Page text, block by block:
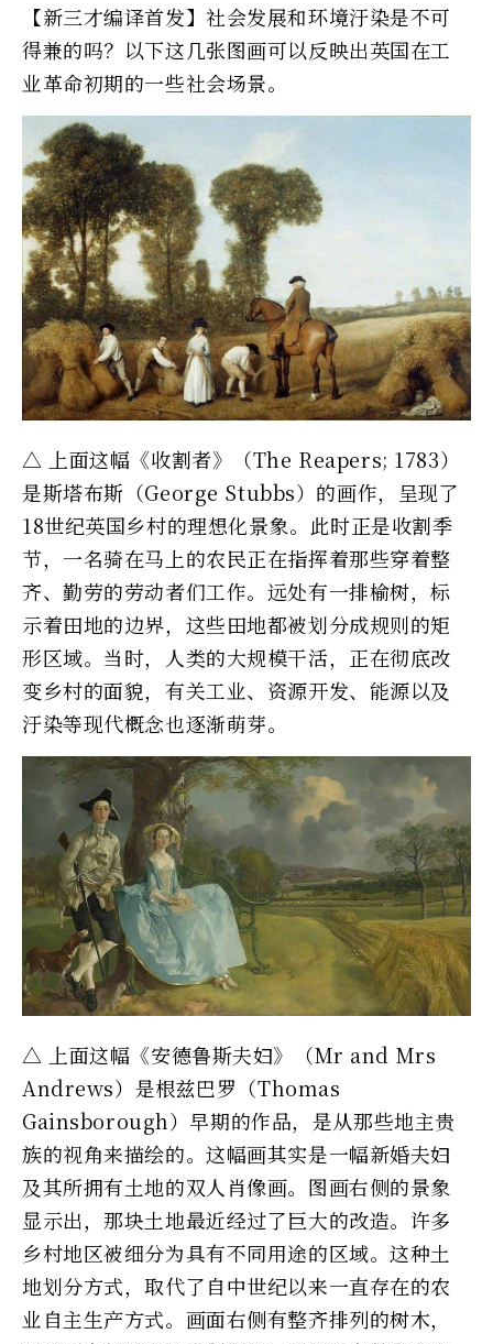
【新三才编译首发】社会发展和环境汙染是不可
得兼的吗？以下这几张图画可以反映出英国在工
业革命初期的一些社会场景。
△ 上面这幅《收割者》（The Reapers; 1783）
是斯塔布斯（George Stubbs）的画作，呈现了
18世纪英国乡村的理想化景象。此时正是收割季
节，一名骑在马上的农民正在指挥着那些穿着整
齐、勤劳的劳动者们工作。远处有一排榆树，标
示着田地的边界，这些田地都被划分成规则的矩
形区域。当时，人类的大规模干活，正在彻底改
变乡村的面貌，有关工业、资源开发、能源以及
汙染等现代概念也逐渐萌芽。
△ 上面这幅《安德鲁斯夫妇》（Mr and Mrs
Andrews）是根兹巴罗（Thomas
Gainsborough）早期的作品，是从那些地主贵
族的视角来描绘的。这幅画其实是一幅新婚夫妇
及其所拥有土地的双人肖像画。图画右侧的景象
显示出，那块土地最近经过了巨大的改造。许多
乡村地区被细分为具有不同用途的区域。这种土
地划分方式，取代了自中世纪以来一直存在的农
业自主生产方式。画面右侧有整齐排列的树木，